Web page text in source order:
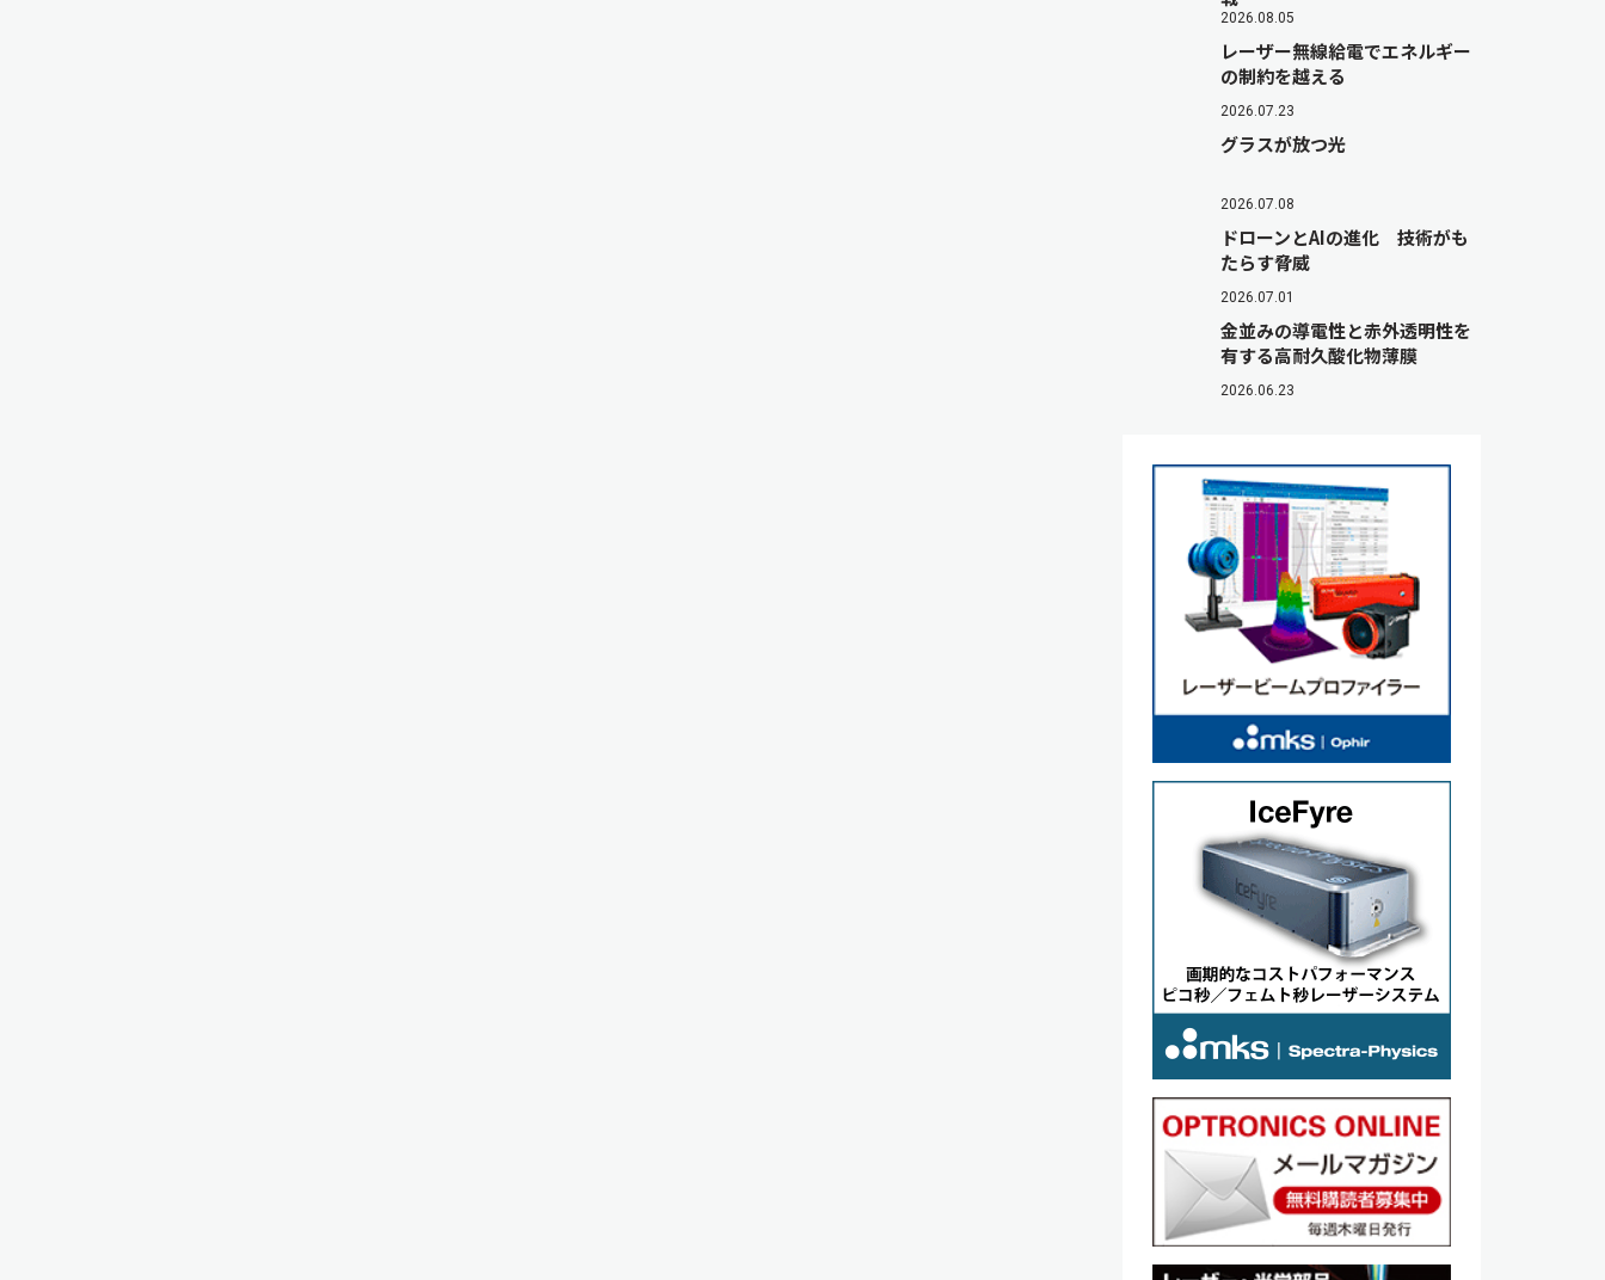
2026.08.05
レーザー無線給電でエネルギー
の制約を越える
2026.07.23
グラスが放つ光
2026.07.08
ドローンとAIの進化 技術がも
たらす脅威
2026.07.01
金並みの導電性と赤外透明性を
有する高耐久酸化物薄膜
2026.06.23